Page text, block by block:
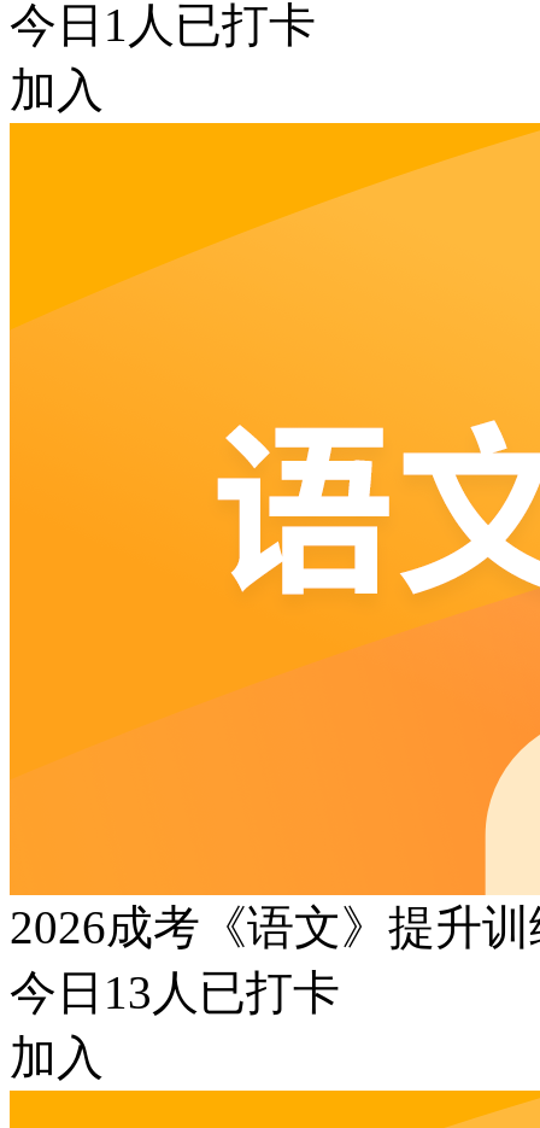
今日 1 人已打卡
加入
2026成考《语文》提升
今日 13 人已打卡
加入